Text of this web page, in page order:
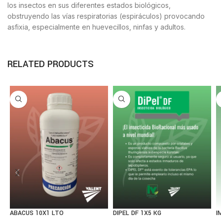
los insectos en sus diferentes estados biológicos,
obstruyendo las vías respiratorias (espiráculos) provocando
asfixia, especialmente en huevecillos, ninfas y adultos.
RELATED PRODUCTS
ABACUS 10X1 LTO DIPEL DF 1X5 KG